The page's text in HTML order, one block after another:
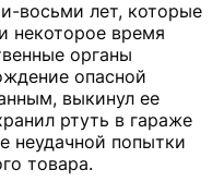
восьми лет, которые
некоторое время
органы
опасной
выкинул ее
ртуть в гараже
неудачной попытки
товара.